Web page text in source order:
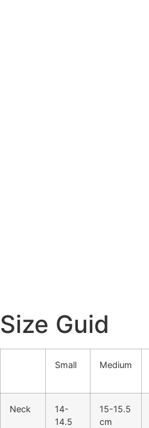
Size Guid
Small Medium
Neck
14-
14.5
15-15.5
cm